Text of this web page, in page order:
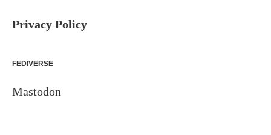
Privacy Policy
FEDIVERSE
Mastodon